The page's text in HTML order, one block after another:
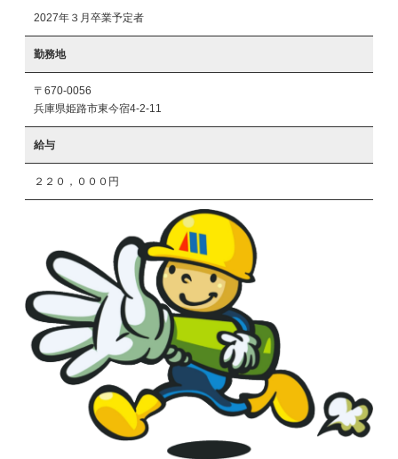
2027年３月卒業予定者
勤務地
〒670-0056
兵庫県姫路市東今宿4-2-11
給与
２２０，０００円